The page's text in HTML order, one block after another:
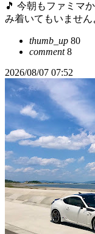
🎵 今朝もファミマ
み着いてもいませ
thumb_up 80
comment8
2026/08/07 07:52